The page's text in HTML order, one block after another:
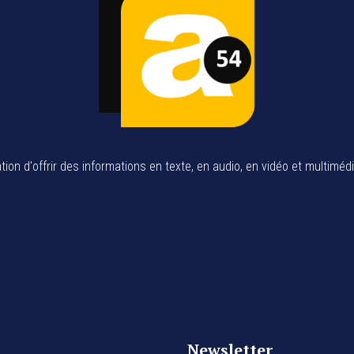
d'offrir des informations en texte, en audio, en vidéo et